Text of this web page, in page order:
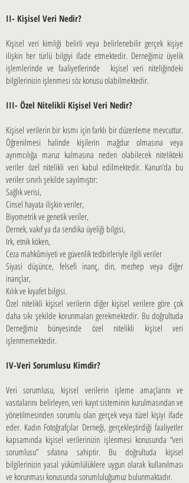
II- Kişisel Veri Nedir?
Kişisel veri kimliği belirli veya belirlenebilir gerçek kişiye
ilişkin her türlü bilgiyi ifade etmektedir. Derneğimiz üyelik
işlemlerinde ve faaliyetlerinde kişisel veri niteliğindeki
bilgilerinizin işlenmesi söz konusu olabilmektedir.
III- Özel Nitelikli Kişisel Veri Nedir?
Kişisel verilerin bir kısmı için farklı bir düzenleme mevcuttur.
Öğrenilmesi halinde kişilerin mağdur olmasına veya
ayrımcılığa maruz kalmasına neden olabilecek nitelikteki
veriler özel nitelikli veri kabul edilmektedir. Kanun’da bu
veriler sınırlı şekilde sayılmıştır:
Sağlık verisi,
Cinsel hayata ilişkin veriler,
Biyometrik ve genetik veriler,
Dernek, vakıf ya da sendika üyeliği bilgisi,
Irk, etnik köken,
Ceza mahkûmiyeti ve güvenlik tedbirleriyle ilgili veriler
Siyasi düşünce, felsefi inanç, din, mezhep veya diğer
inançlar,
Kılık ve kıyafet bilgisi.
Özel nitelikli kişisel verilerin diğer kişisel verilere göre çok
daha sıkı şekilde korunmaları gerekmektedir. Bu doğrultuda
Derneğimiz bünyesinde özel nitelikli kişisel veri
işlenmemektedir.
IV-Veri Sorumlusu Kimdir?
Veri sorumlusu, kişisel verilerin işleme amaçlarını ve
vasıtalarını belirleyen, veri kayıt sisteminin kurulmasından ve
yönetilmesinden sorumlu olan gerçek veya tüzel kişiyi ifade
eder. Kadın Fotoğrafçılar Derneği, gerçekleştirdiği faaliyetler
kapsamında kişisel verilerinizin işlenmesi konusunda “veri
sorumlusu” sıfatına sahiptir. Bu doğrultuda kişisel
bilgilerinizin yasal yükümlülüklere uygun olarak kullanılması
ve korunması konusunda sorumluluğumuz bulunmaktadır.